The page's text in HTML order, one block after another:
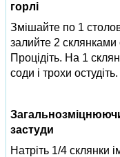
горлі
Змішайте по 1
залийте 2 склянками
Процідіть. На 1
соди і трохи
застуди
Натріть 1/4 склянки